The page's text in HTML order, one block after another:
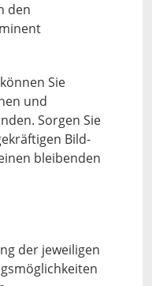
den
Sie
und
Sorgen Sie
Bild-
bleibenden
der jeweiligen